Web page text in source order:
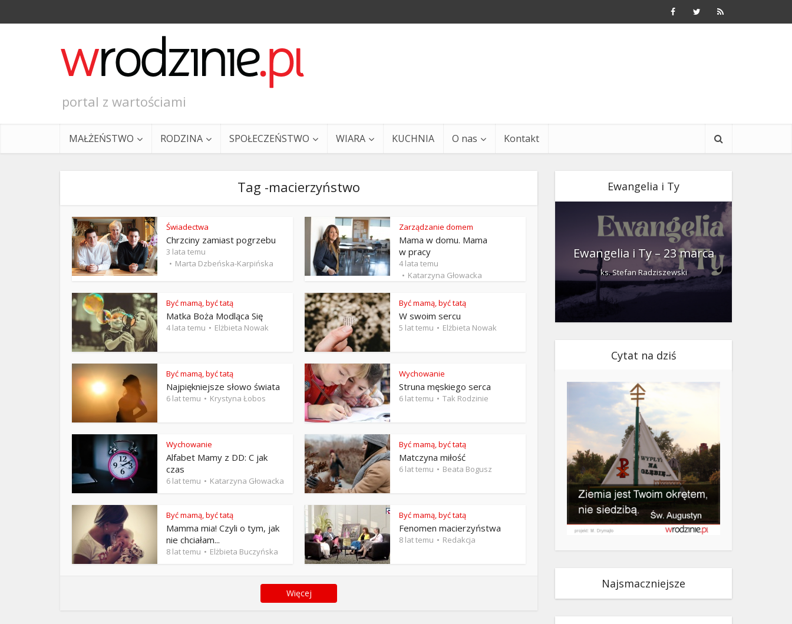
portal z wartościami
MAŁŻEŃSTWO RODZINA SPOŁECZEŃSTWO WIARA KUCHNIA O nas Kontakt
Tag -macierzyństwo
Świadectwa
Chrzciny zamiast pogrzebu
3 lata temu
Marta Dzbeńska-Karpińska
Zarządzanie domem
Mama w domu. Mama
w pracy
4 lata temu
Katarzyna Głowacka
Być mamą, być tatą
Matka Boża Modląca Się
4 lata temu Elżbieta Nowak
Być mamą, być tatą
W swoim sercu
5 lat temu Elżbieta Nowak
Być mamą, być tatą
Najpiękniejsze słowo świata
6 lat temu Krystyna Łobos
Wychowanie
Struna męskiego serca
6 lat temu Tak Rodzinie
Wychowanie
Alfabet Mamy z DD: C jak
czas
6 lat temu Katarzyna Głowacka
Być mamą, być tatą
Matczyna miłość
6 lat temu Beata Bogusz
Być mamą, być tatą
Mamma mia! Czyli o tym, jak
nie chciałam...
8 lat temu Elżbieta Buczyńska
Być mamą, być tatą
Fenomen macierzyństwa
8 lat temu Redakcja
Więcej
Ewangelia i Ty
Ewangelia i Ty – 29 grudnia
ks. Stefan Radziszewski
Ewangelia i Ty – 27 grudnia
ks. Stefan Radziszewski
Ewangelia i Ty – 23 marca
ks. Stefan Radziszewski
Cytat na dziś
Najsmaczniejsze